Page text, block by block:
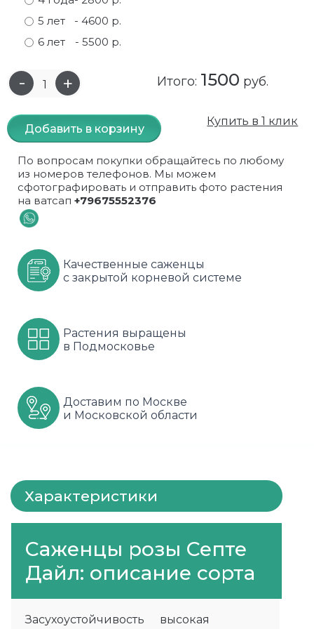
Самшит
Спирея
Форзиция
Шиповник декоративный, белый
Малиновое дерево
Облепиха высокорослая
Облепиха высокорослая, раскидистая
Персики
Черемуховое дерева
Шарафуга
Яблони
Кизил
Малина
На штамбе
Оптом
Рябина красная
Смородина
Черника
Шиповник
Мускусные
Парковые
Пионовидные
Почвопокровные
Розовые розы
Сиреневые
Флорибунда
Чайно гибридные
Штамбовые
5 лет
- 4600 р.
6 лет
- 5500 р.
Итого: 1500 руб.
Добавить в корзину
Купить в 1 клик
По вопросам покупки обращайтесь по любому
из номеров телефонов. Мы можем
сфотографировать и отправить фото растения
на ватсап +79675552376
Качественные саженцы
с закрытой корневой системе
Растения выращены
в Подмосковье
Доставим по Москве
и Московской области
Характеристики
Саженцы розы Септе
Дайл: описание сорта
Засухоустойчивость высокая